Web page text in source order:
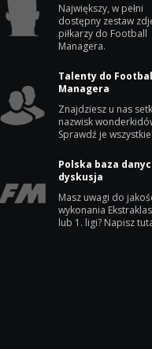
Największy, w pełni
dostępny zestaw
piłkarzy do Football
Managera.
Talenty do
Managera
Znajdziesz u nas
nazwisk
Sprawdź je
Polska baza
dyskusja
Masz uwagi do
wykonania
lub 1. ligi? Napisz